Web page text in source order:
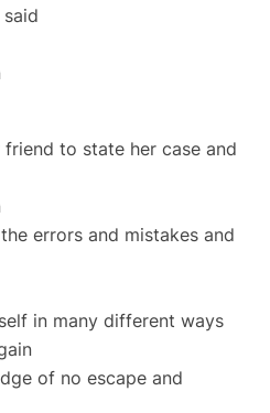
said
to state her case and
errors and mistakes and
in many different ways
of no escape and